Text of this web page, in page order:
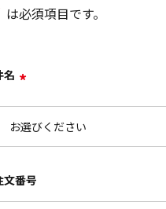
は必須項目です。
名 *
文番号